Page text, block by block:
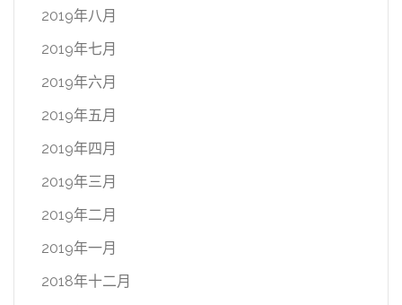
2019年八月
2019年七月
2019年六月
2019年五月
2019年四月
2019年三月
2019年二月
2019年一月
2018年十二月